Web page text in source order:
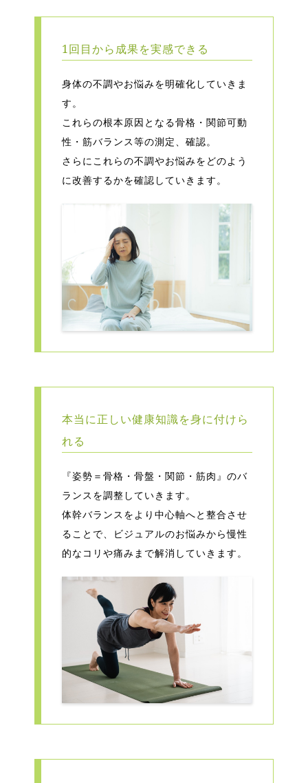
1回目から成果を実感できる
身体の不調やお悩みを明確化していきま
す。
これらの根本原因となる骨格・関節可動
性・筋バランス等の測定、確認。
さらにこれらの不調やお悩みをどのよう
に改善するかを確認していきます。
本当に正しい健康知識を身に付けら
れる
『姿勢＝骨格・骨盤・関節・筋肉』のバ
ランスを調整していきます。
体幹バランスをより中心軸へと整合させ
ることで、ビジュアルのお悩みから慢性
的なコリや痛みまで解消していきます。